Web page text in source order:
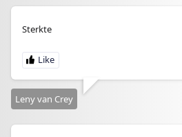
Sterkte
Leny van Crey